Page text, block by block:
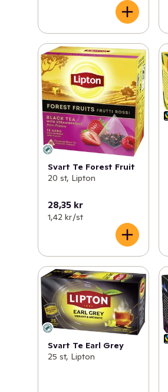
Svart Te Forest Fruit
20 st, Lipton
28,35 kr
1,42 kr /st
Svart Te Earl Grey
25 st, Lipton